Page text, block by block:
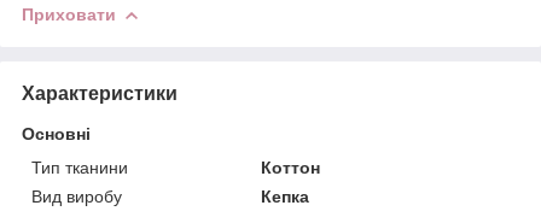
Приховати
Характеристики
Основні
Тип тканини
Коттон
Вид виробу
Кепка